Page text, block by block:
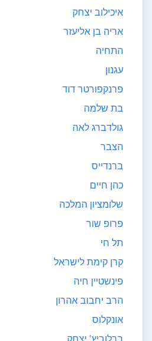
איכילוב יצחק
אריה בן אליעזר
התחיה
עגנון
פרנקפורטר דוד
בת שלמה
גולדברג לאה
הצבר
ברנדייס
כהן חיים
שלומציון המלכה
פרופ שור
תל חי
קרן קימת לישראל
פינשטיין חיה
הרב יחבוב אהרון
אונקלוס